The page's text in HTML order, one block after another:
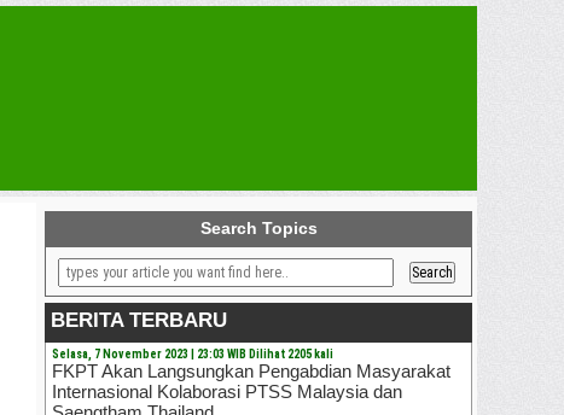
Search Topics
BERITA TERBARU
Selasa, 7 November 2023 | 23:03 WIB Dilihat 2205 kali
FKPT Akan Langsungkan Pengabdian Masyarakat
Internasional Kolaborasi PTSS Malaysia dan